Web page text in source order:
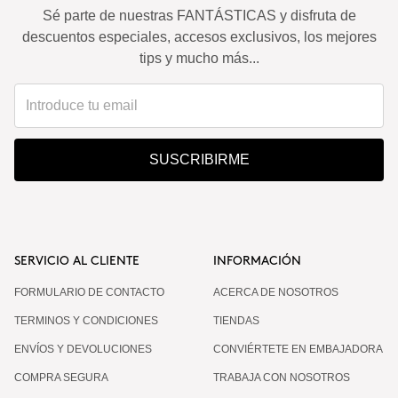
Sé parte de nuestras FANTÁSTICAS y disfruta de
descuentos especiales, accesos exclusivos, los mejores
tips y mucho más...
SUSCRIBIRME
SERVICIO AL CLIENTE
FORMULARIO DE CONTACTO
TERMINOS Y CONDICIONES
ENVÍOS Y DEVOLUCIONES
COMPRA SEGURA
INFORMACIÓN
ACERCA DE NOSOTROS
TIENDAS
CONVIÉRTETE EN EMBAJADORA
TRABAJA CON NOSOTROS